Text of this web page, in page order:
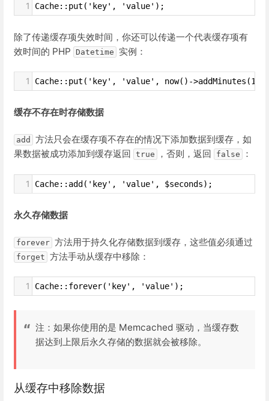
1 Cache::put('key', 'value');
除了传递缓存项失效时间，你还可以传递一个代表缓存项有
效时间的 PHP
Datetime 实例：
1 Cache::put('key', 'value', now()-
缓存不存在时存储数据
add
方法只会在缓存项不存在的情况下添加数据到缓存，如
果数据被成功添加到缓存返回
true ，否则，返回 false ：
1 Cache::add('key', 'value', $seconds);
永久存储数据
forever 方法用于持久化存储数据到缓存，这些值必须通过
forget 方法手动从缓存中移除：
1 Cache::forever('key', 'value');
注：如果你使用的是 Memcached 驱动，当缓存数
据达到上限后永久存储的数据就会被移除。
从缓存中移除数据